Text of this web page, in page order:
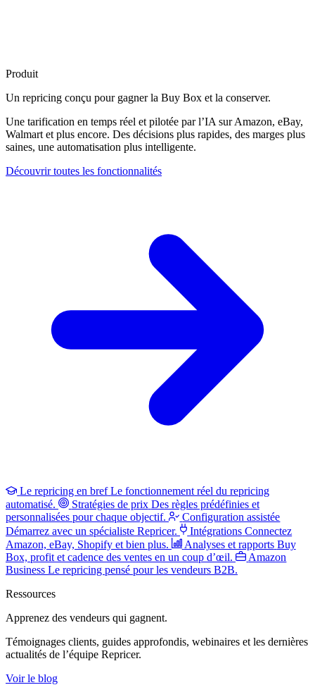
Produit
Un repricing conçu pour gagner la Buy Box et la conserver.
Une tarification en temps réel et pilotée par l’IA sur Amazon, eBay,
Walmart et plus encore. Des décisions plus rapides, des marges plus
saines, une automatisation plus intelligente.
Découvrir toutes les fonctionnalités
Le repricing en bref Le fonctionnement réel du repricing
automatisé.
Stratégies de prix Des règles prédéfinies et
personnalisées pour chaque objectif.
Configuration assistée
Démarrez avec un spécialiste Repricer.
Intégrations Connectez
Amazon, eBay, Shopify et bien plus.
Analyses et rapports Buy
Box, profit et cadence des ventes en un coup d’œil.
Amazon
Business Le repricing pensé pour les vendeurs B2B.
Ressources
Apprenez des vendeurs qui gagnent.
Témoignages clients, guides approfondis, webinaires et les dernières
actualités de l’équipe Repricer.
Voir le blog